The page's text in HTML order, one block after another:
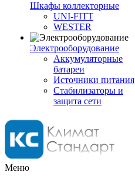
Шкафы коллекторные
UNI-FITT
WESTER
Электрооборудование
Аккумуляторные
батареи
Источники питания
Стабилизаторы и
защита сети
Меню